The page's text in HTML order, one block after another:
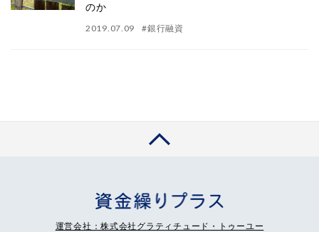
のか
2019.07.09 #銀行融資
運営会社：株式会社グラティチュード・トゥーユー